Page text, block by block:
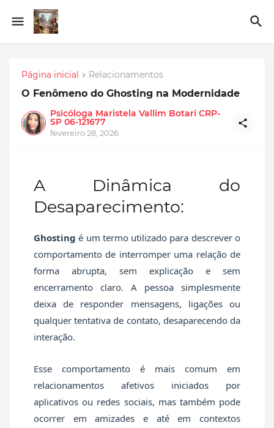
Página inicial Relacionamentos
O Fenômeno do Ghosting na Modernidade
Psicóloga Maristela Vallim Botari CRP-
SP 06-121677
fevereiro 28, 2026
A Dinâmica do
Desaparecimento:
Ghosting é um termo utilizado para descrever o
comportamento de interromper uma relação de
forma abrupta, sem explicação e sem
encerramento claro. A pessoa simplesmente
deixa de responder mensagens, ligações ou
qualquer tentativa de contato, desaparecendo da
interação.
Esse comportamento é mais comum em
relacionamentos afetivos iniciados por
aplicativos ou redes sociais, mas também pode
ocorrer em amizades e até em contextos